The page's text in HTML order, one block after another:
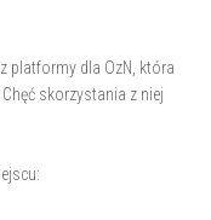
platformy dla OzN, która
skorzystania z niej